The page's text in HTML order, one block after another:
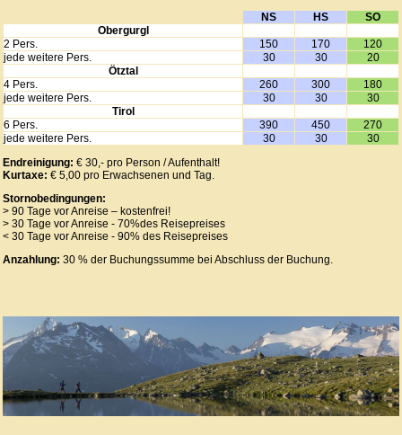
NS
HS
SO
Obergurgl
2 Pers.
150 170
120
jede weitere Pers.
30 30
20
Ötztal
4 Pers.
260 300
180
jede weitere Pers.
30 30
30
Tirol
6 Pers.
390 450
270
jede weitere Pers.
30 30
30
Endreinigung: € 30,- pro Person / Aufenthalt!
Kurtaxe: € 5,00 pro Erwachsenen und Tag.
Stornobedingungen:
> 90 Tage vor Anreise – kostenfrei!
> 30 Tage vor Anreise - 70%des Reisepreises
< 30 Tage vor Anreise - 90% des Reisepreises
Anzahlung: 30 % der Buchungssumme bei Abschluss der Buchung.